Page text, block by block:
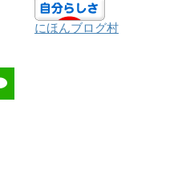
にほんブログ村